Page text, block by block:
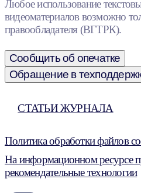
Любое использование
видеоматериалов возможно
правообладателя (ВГТРК).
Сообщить об опечатке
Обращение в
СТАТЬИ ЖУРНАЛА
Политика обработки файлов
На информационном ресурсе
рекомендательные технологии